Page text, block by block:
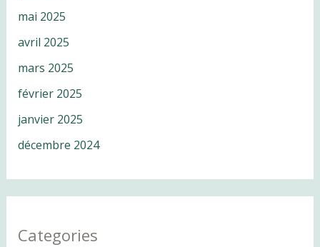
mai 2025
avril 2025
mars 2025
février 2025
janvier 2025
décembre 2024
Categories